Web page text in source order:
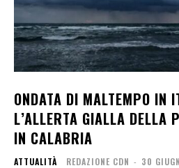
ONDATA DI MALTEMPO IN
L’ALLERTA GIALLA DELLA
IN CALABRIA
ATTUALITÀ REDAZIONE CDN - 30